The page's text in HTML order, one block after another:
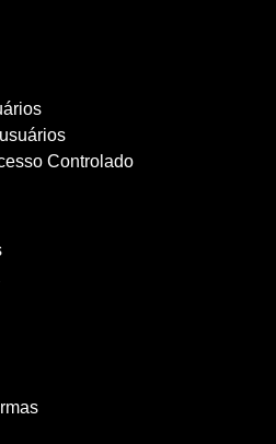
Controlado